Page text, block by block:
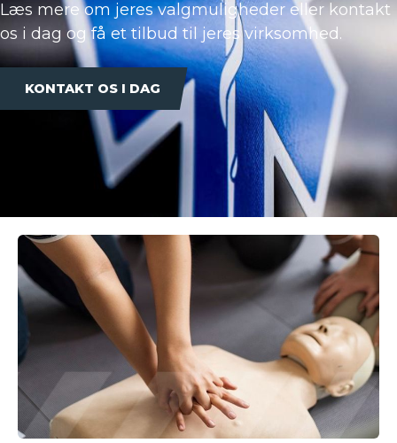
Læs mere om jeres valgmuligheder eller kontakt
os i dag og få et tilbud til jeres virksomhed.
KONTAKT OS I DAG